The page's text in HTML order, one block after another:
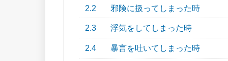
2.2 邪険に扱ってしまった時
2.3 浮気をしてしまった時
2.4 暴言を吐いてしまった時